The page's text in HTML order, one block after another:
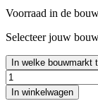
Voorraad in de
Selecteer jouw
In welke bouwmarkt
In winkelwagen